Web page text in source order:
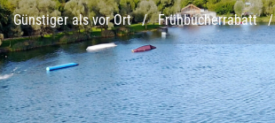
Günstiger als vor Ort / Frühbucherrabatt /